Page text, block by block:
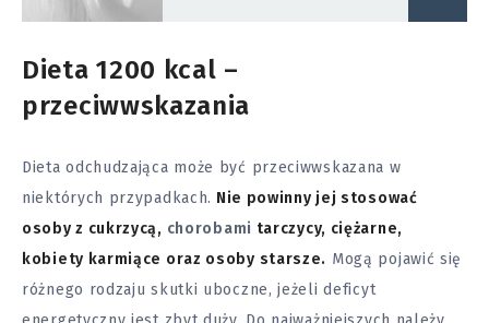
Dieta 1200 kcal –
przeciwwskazania
Dieta odchudzająca może być przeciwwskazana w
niektórych przypadkach. Nie powinny jej stosować
osoby z cukrzycą, chorobami tarczycy, ciężarne,
kobiety karmiące oraz osoby starsze. Mogą pojawić się
różnego rodzaju skutki uboczne, jeżeli deficyt